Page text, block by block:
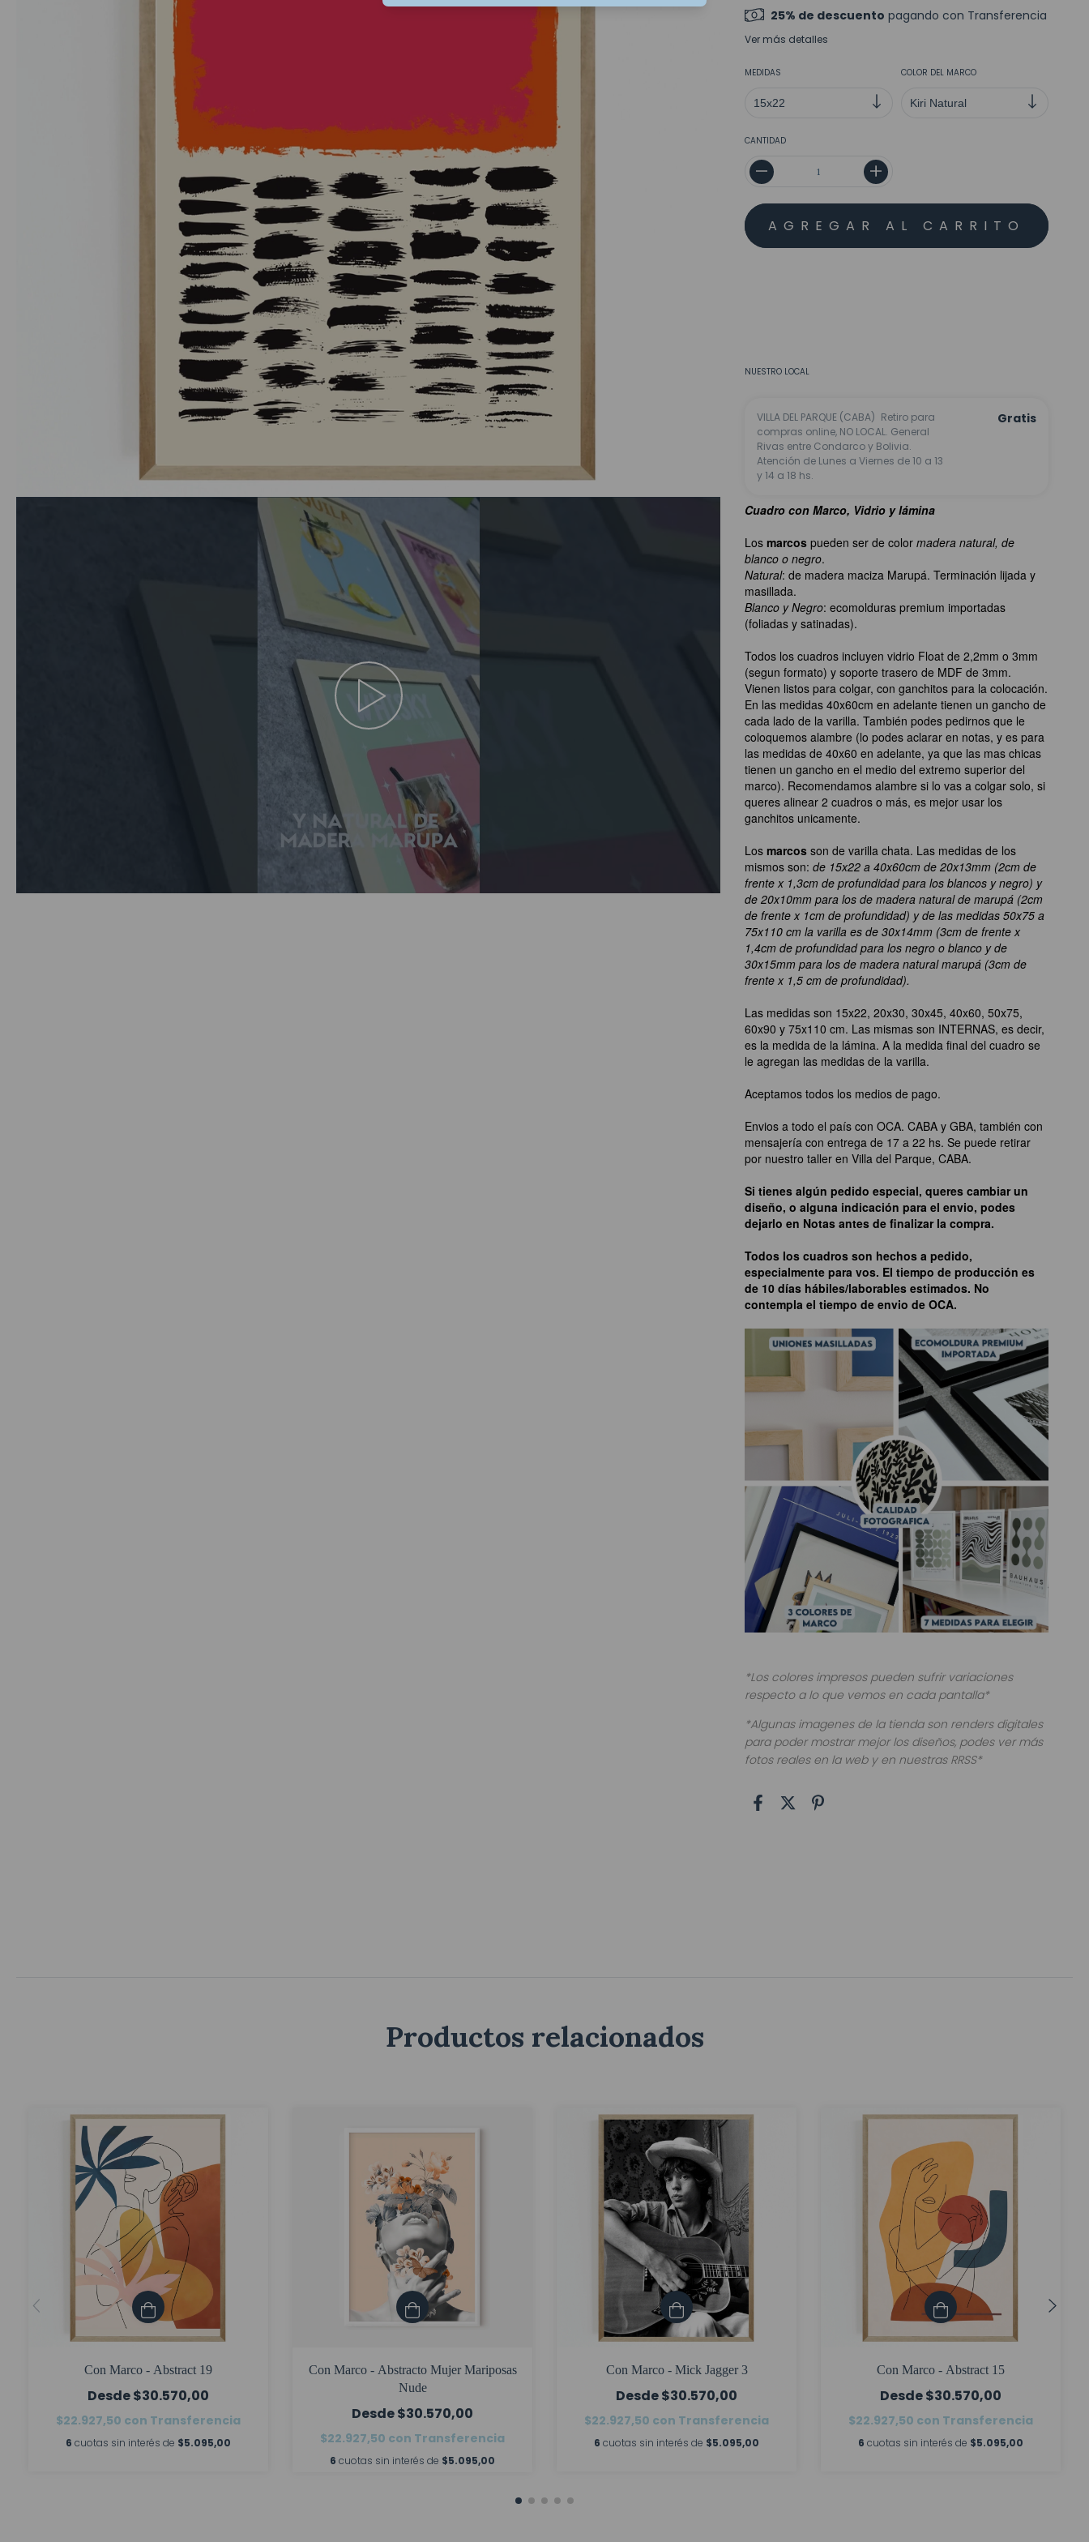
25% de descuento pagando con Transferencia
Ver más detalles
MEDIDAS COLOR DEL MARCO
CANTIDAD
NUESTRO LOCAL
VILLA DEL PARQUE (CABA) Retiro para
compras online, NO LOCAL. General
Rivas entre Condarco y Bolivia.
Atención de Lunes a Viernes de 10 a 13
y 14 a 18 hs.
Gratis
Cuadro con Marco, Vidrio y lámina
Losmarcos pueden ser de colormadera natural, de
blanco o negro.
Natural: de madera maciza Marupá. Terminación lijada y
masillada.
Blanco y Negro: ecomolduras premium importadas
(foliadas y satinadas).
Todos los cuadros incluyen vidrio Float de 2,2mm o 3mm
(segun formato) y soporte trasero de MDF de 3mm.
Vienen listos para colgar, con ganchitos para la colocación.
En las medidas 40x60cm en adelante tienen un gancho de
cada lado de la varilla. También podes pedirnos que le
coloquemos alambre (lo podes aclarar en notas, y es para
las medidas de 40x60 en adelante, ya que las mas chicas
tienen un gancho en el medio del extremo superior del
marco). Recomendamos alambre si lo vas a colgar solo, si
queres alinear 2 cuadros o más, es mejor usar los
ganchitos unicamente.
Losmarcosson de varilla chata. Las medidas de los
mismos son:de 15x22 a 40x60cm de 20x13mm (2cm de
frente x 1,3cm de profundidad para los blancos y negro) y
de 20x10mm para los de madera natural de marupá (2cm
de frente x 1cm de profundidad) y de las medidas 50x75 a
75x110 cm la varilla es de 30x14mm (3cm de frente x
1,4cm de profundidad para los negro o blanco y de
30x15mm para los de madera natural marupá (3cm de
frente x 1,5 cm de profundidad).
Las medidas son 15x22, 20x30, 30x45, 40x60, 50x75,
60x90 y 75x110 cm. Las mismas son INTERNAS, es decir,
es la medida de la lámina. A la medida final del cuadro se
le agregan las medidas de la varilla.
Aceptamos todos los medios de pago.
Envios a todo el país con OCA. CABA y GBA, también con
mensajería con entrega de 17 a 22 hs. Se puede retirar
por nuestro taller en Villa del Parque, CABA.
Si tienes algún pedido especial, queres cambiar un
diseño, o alguna indicación para el envio, podes
dejarlo en Notas antes de finalizar la compra.
Todos los cuadros son hechos a pedido,
especialmente para vos. El tiempo de producción es
de 10 días hábiles/laborables estimados. No
contempla el tiempo de envio de OCA.
*Los colores impresos pueden sufrir variaciones
respecto a lo que vemos en cada pantalla*
*Algunas imagenes de la tienda son renders digitales
para poder mostrar mejor los diseños, podes ver más
fotos reales en la web y en nuestras RRSS*
Productos relacionados
Con Marco - Abstract 19
$30.570,00
$22.927,50 con Transferencia
6 cuotas sin interés de $5.095,00
Con Marco - Abstracto Mujer Mariposas
Nude
$30.570,00
$22.927,50 con Transferencia
6 cuotas sin interés de $5.095,00
Con Marco - Mick Jagger 3
$30.570,00
$22.927,50 con Transferencia
6 cuotas sin interés de $5.095,00
Con Marco - Abstract 15
$30.570,00
$22.927,50 con Transferencia
6 cuotas sin interés de $5.095,00